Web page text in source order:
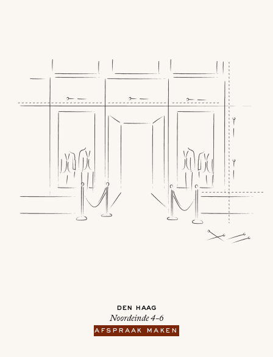
den haag
Noordeinde 4-6
afspraak maken